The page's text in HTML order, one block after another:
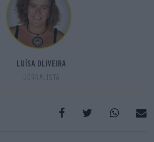
LUÍSA OLIVEIRA
JORNALISTA